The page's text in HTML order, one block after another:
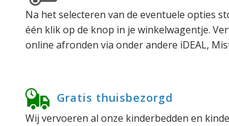
Na het selecteren van de eventuele opties
één klik op de knop in je winkelwagentje.
online afronden via onder andere iDEAL,
Gratis thuisbezorgd
Wij vervoeren al onze kinderbedden en